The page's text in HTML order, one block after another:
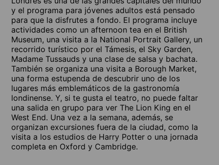
y el programa para jóvenes adultos está pensado
para que la disfrutes a fondo. El programa incluye
actividades como un afternoon tea en el British
Museum, una visita a la National Portrait Gallery, un
recorrido turístico por el Támesis, el Sky Garden,
Madame Tussauds y una clase de salsa y bachata.
También se organiza una visita a Borough Market,
una forma estupenda de descubrir uno de los
lugares más emblemáticos de la gastronomía
londinense. Y, si te gusta el teatro, no puede faltar
una salida en grupo para ver The Lion King en el
West End. Una vez a la semana, además, se
organizan excursiones fuera de la ciudad, como la
visita a los estudios de Harry Potter o una jornada
completa en Oxford y Cambridge.